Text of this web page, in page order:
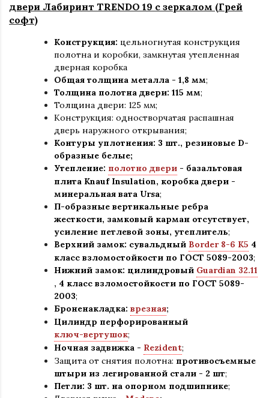
двери Лабиринт TRENDO 19 с зеркалом (Грей
софт)
Конструкция: цельногнутая конструкция
полотна и коробки, замкнутая утепленная
дверная коробка
Общая толщина металла - 1,8 мм;
Толщина полотна двери: 115 мм;
Толщина двери: 125 мм;
Конструкция: одностворчатая распашная
дверь наружного открывания;
Контуры уплотнения: 3 шт., резиновые D-
образные белые;
Утепление: полотно двери - базальтовая
плита Knauf Insulation, коробка двери -
минеральная вата Ursa;
П-образные вертикальные ребра
жесткости, замковый карман отсутствует,
усиление петлевой зоны, утеплитель;
Верхний замок: сувальдный Border 8-6 K5 4
класс взломостойкости по ГОСТ 5089-2003;
Нижний замок: цилиндровый Guardian 32.11
, 4 класс взломостойкости по ГОСТ 5089-
2003;
Броненакладка: врезная;
Цилиндр перфорированный
ключ-вертушок;
Ночная задвижка - Rezident;
Защита от снятия полотна: противосъемные
штыри из легированной стали - 2 шт;
Петли: 3 шт. на опорном подшипнике;